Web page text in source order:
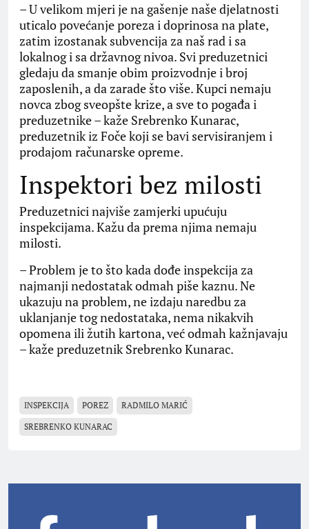
– U velikom mjeri je na gašenje naše djelatnosti
uticalo povećanje poreza i doprinosa na plate,
zatim izostanak subvencija za naš rad i sa
lokalnog i sa državnog nivoa. Svi preduzetnici
gledaju da smanje obim proizvodnje i broj
zaposlenih, a da zarade što više. Kupci nemaju
novca zbog sveopšte krize, a sve to pogađa i
preduzetnike – kaže Srebrenko Kunarac,
preduzetnik iz Foče koji se bavi servisiranjem i
prodajom računarske opreme.
Inspektori bez milosti
Preduzetnici najviše zamjerki upućuju
inspekcijama. Kažu da prema njima nemaju
milosti.
– Problem je to što kada dođe inspekcija za
najmanji nedostatak odmah piše kaznu. Ne
ukazuju na problem, ne izdaju naredbu za
uklanjanje tog nedostataka, nema nikakvih
opomena ili žutih kartona, već odmah kažnjavaju
– kaže preduzetnik Srebrenko Kunarac.
INSPEKCIJA POREZ RADMILO MARIĆ
SREBRENKO KUNARAC